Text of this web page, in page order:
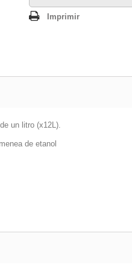
Imprimir
un litro (x12L).
de etanol